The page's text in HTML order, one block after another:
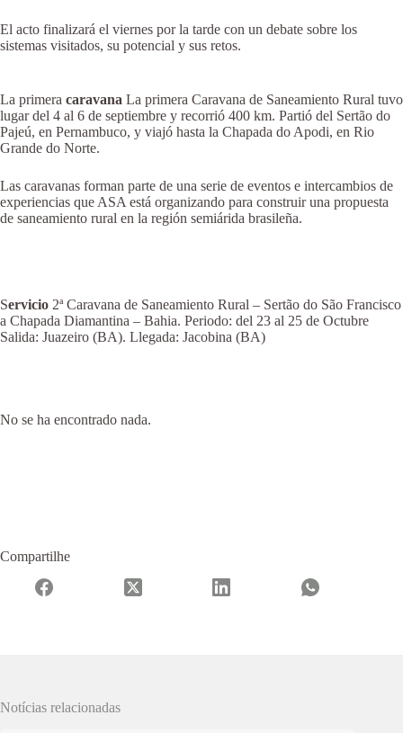
El acto finalizará el viernes por la tarde con un debate sobre los
sistemas visitados, su potencial y sus retos.
La primera caravana La primera Caravana de Saneamiento Rural tuvo
lugar del 4 al 6 de septiembre y recorrió 400 km. Partió del Sertão do
Pajeú, en Pernambuco, y viajó hasta la Chapada do Apodi, en Rio
Grande do Norte.
Las caravanas forman parte de una serie de eventos e intercambios de
experiencias que ASA está organizando para construir una propuesta
de saneamiento rural en la región semiárida brasileña.
Servicio 2ª Caravana de Saneamiento Rural – Sertão do São Francisco
a Chapada Diamantina – Bahia. Periodo: del 23 al 25 de Octubre
Salida: Juazeiro (BA). Llegada: Jacobina (BA)
No se ha encontrado nada.
Compartilhe
Notícias relacionadas